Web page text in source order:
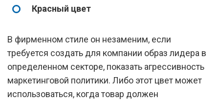
Красный цвет
В фирменном стиле он незаменим, если
требуется создать для компании образ лидера в
определенном секторе, показать агрессивность
маркетинговой политики. Либо этот цвет может
использоваться, когда товар должен